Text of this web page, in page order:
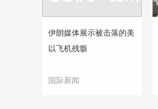
伊朗媒体展示被击落的美
以飞机残骸
国际新闻